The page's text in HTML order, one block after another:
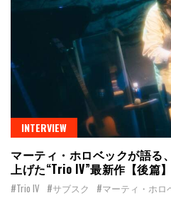
INTERVIEW
マーティ・ホロベックが語る
上げた“Trio IV”最新作【後篇】
#Trio IV #サブスク #マーティ・ホロ